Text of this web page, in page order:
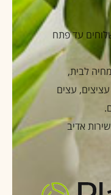
עד פתח
לבית,
עצים
אדיב